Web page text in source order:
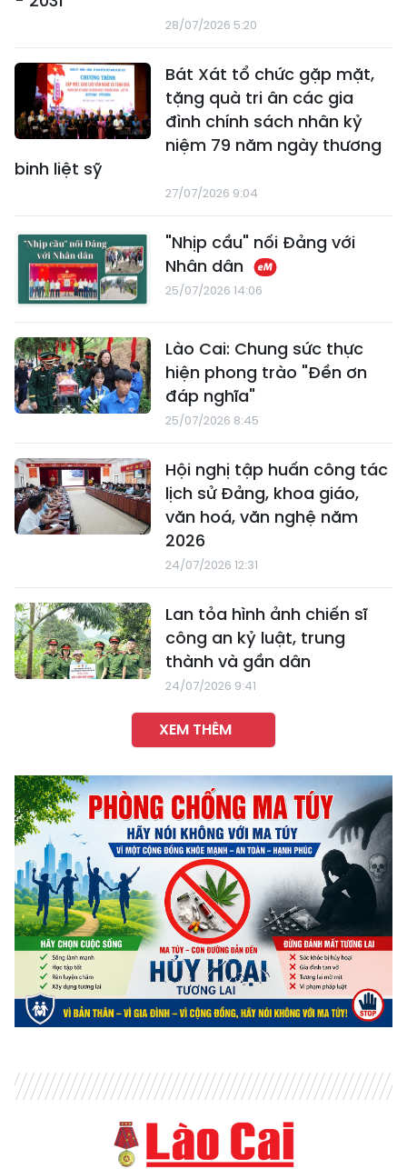
28/07/2026 5:20
Bát Xát tổ chức gặp mặt,
tặng quà tri ân các gia
đình chính sách nhân kỷ
niệm 79 năm ngày thương
binh liệt sỹ
27/07/2026 9:04
"Nhịp cầu" nối Đảng với
Nhân dân
25/07/2026 14:06
Lào Cai: Chung sức thực
hiện phong trào "Đền ơn
đáp nghĩa"
25/07/2026 8:45
Hội nghị tập huấn công tác
lịch sử Đảng, khoa giáo,
văn hoá, văn nghệ năm
2026
24/07/2026 12:31
Lan tỏa hình ảnh chiến sĩ
công an kỷ luật, trung
thành và gần dân
24/07/2026 9:41
XEM THÊM